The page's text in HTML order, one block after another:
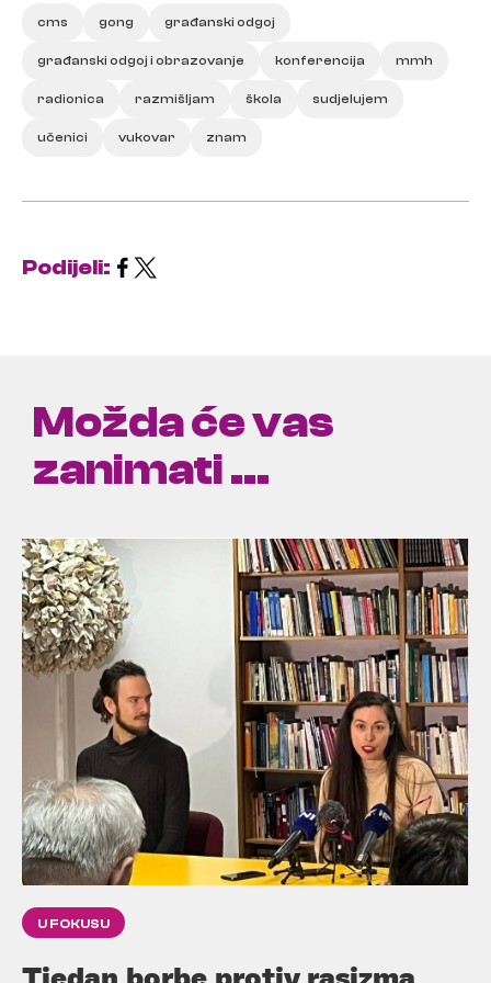
cms gong građanski odgoj
građanski odgoj i obrazovanje konferencija mmh
radionica razmišljam škola sudjelujem
učenici vukovar znam
Podijeli:
Možda će vas
zanimati ...
U FOKUSU